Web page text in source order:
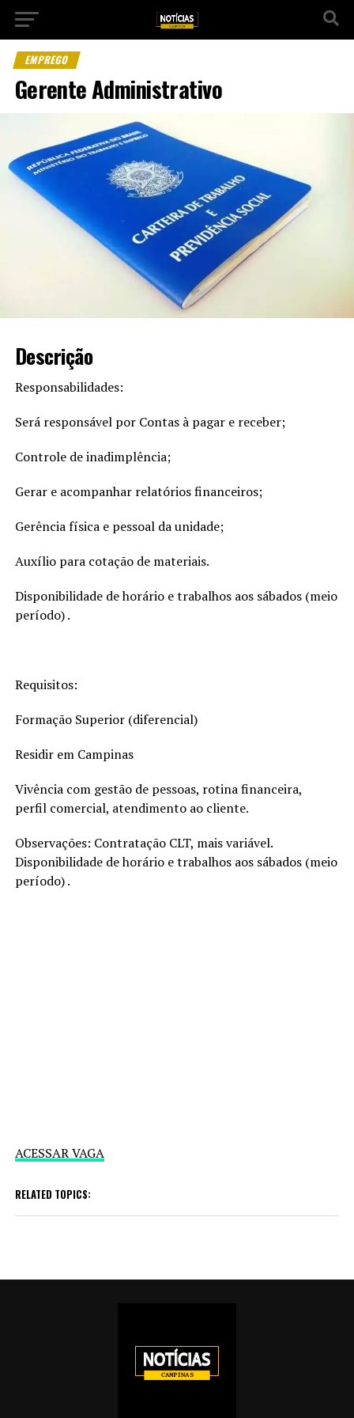
EMPREGO
Gerente Administrativo
Descrição
Responsabilidades:
Será responsável por Contas à pagar e receber;
Controle de inadimplência;
Gerar e acompanhar relatórios financeiros;
Gerência física e pessoal da unidade;
Auxílio para cotação de materiais.
Disponibilidade de horário e trabalhos aos sábados (meio
período) .
Requisitos:
Formação Superior (diferencial)
Residir em Campinas
Vivência com gestão de pessoas, rotina financeira,
perfil comercial, atendimento ao cliente.
Observações: Contratação CLT, mais variável.
Disponibilidade de horário e trabalhos aos sábados (meio
período) .
ACESSAR VAGA
RELATED TOPICS: